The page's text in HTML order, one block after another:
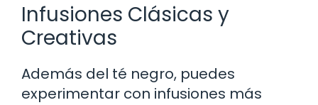
Infusiones Clásicas y
Creativas
Además del té negro, puedes
experimentar con infusiones más